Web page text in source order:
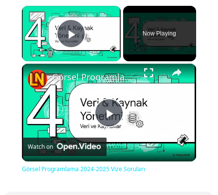
×
Play Video
Now Playing
×
Play
Video
Görsel Programlama 2024-2025 Vize Soruları
Watch on
Görsel Programlama 2024-2025 Vize Soruları